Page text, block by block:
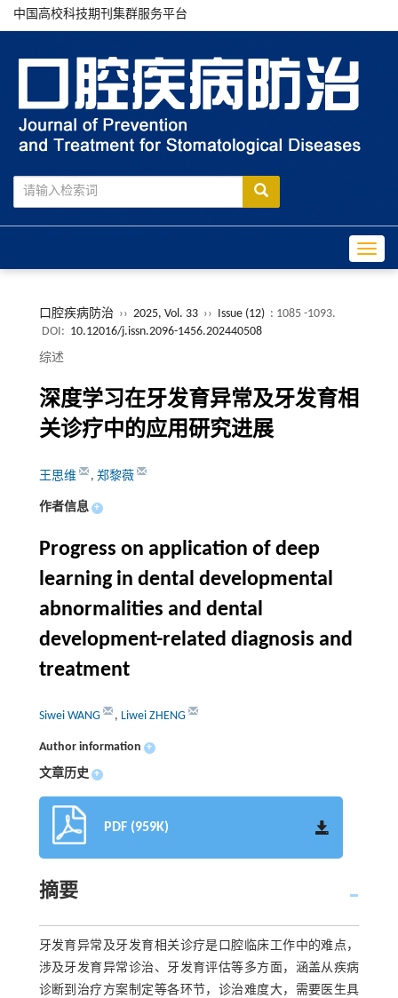
中国高校科技期刊集群服务平台
口腔疾病防治 ›› 2025, Vol. 33 ›› Issue (12) : 1085 -1093.
DOI: 10.12016/j.issn.2096-1456.202440508
综述
深度学习在牙发育异常及牙发育相
关诊疗中的应用研究进展
王思维 , 郑黎薇
作者信息 +
Progress on application of deep
learning in dental developmental
abnormalities and dental
development-related diagnosis and
treatment
Siwei WANG , Liwei ZHENG
Author information +
文章历史 +
PDF (959K)
摘要
牙发育异常及牙发育相关诊疗是口腔临床工作中的难点，
涉及牙发育异常诊治、牙发育评估等多方面，涵盖从疾病
诊断到治疗方案制定等各环节，诊治难度大，需要医生具